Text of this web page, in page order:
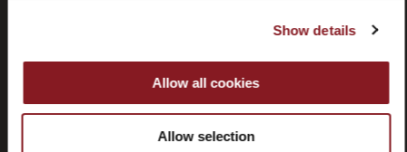
Show details
Allow all cookies
Allow selection
KUNDENDIENST